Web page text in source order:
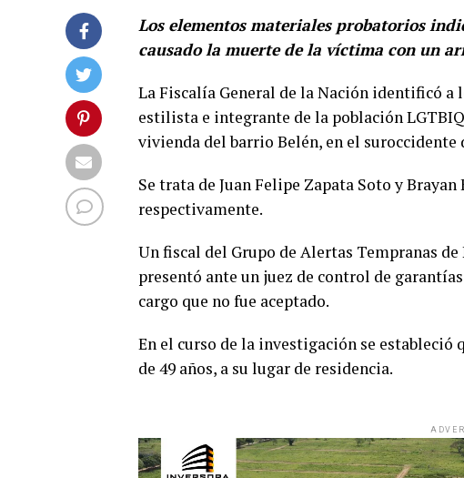
Los elementos materiales probatorios
causado la muerte de la víctima con un
La Fiscalía General de la Nación identificó a
estilista e integrante de la población
vivienda del barrio Belén, en el
Se trata de Juan Felipe Zapata Soto y
respectivamente.
Un fiscal del Grupo de Alertas Tempranas
presentó ante un juez de control de
cargo que no fue aceptado.
En el curso de la investigación se
de 49 años, a su lugar de residencia.